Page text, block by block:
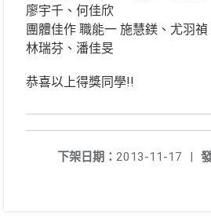
廖宇千、何佳欣
團體佳作 職能一 施慧鎂、尤羽禎
林瑞芬、潘佳旻
恭喜以上得獎同學!!
下架日期： 2013-11-17
|